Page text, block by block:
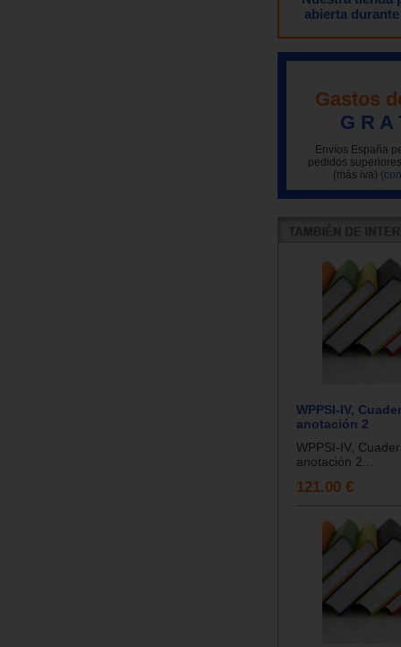
abierta
Gastos
G R A
Envíos España
pedidos
(más iva)
WPPSI-IV,
anotación 2
WPPSI-IV,
anotación 2...
121.00 €